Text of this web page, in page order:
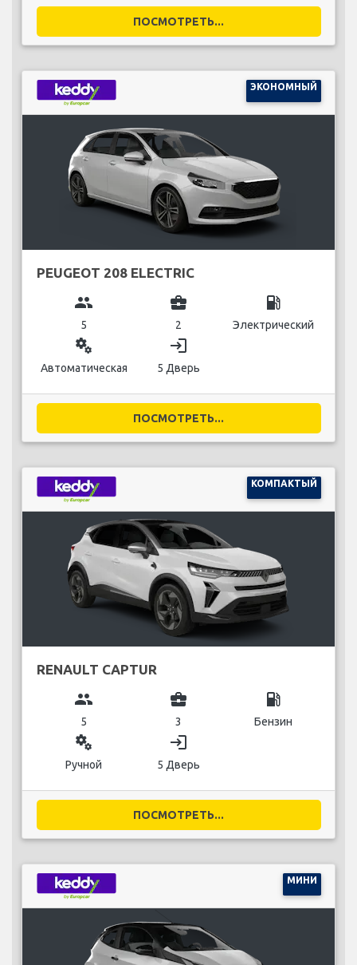
ПОСМОТРЕТЬ...
ЭКОНОМНЫЙ
PEUGEOT 208 ELECTRIC
group
5
business_center
2
local_gas_station
Электрический
miscellaneous_services
Автоматическая
login
5 Дверь
ПОСМОТРЕТЬ...
КОМПАКТЫЙ
RENAULT CAPTUR
group
5
business_center
3
local_gas_station
Бензин
miscellaneous_services
Ручной
login
5 Дверь
ПОСМОТРЕТЬ...
МИНИ